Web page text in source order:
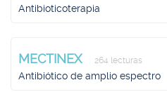
Antibioticoterapia
MECTINEX 264 lecturas
Antibiótico de amplio espectro